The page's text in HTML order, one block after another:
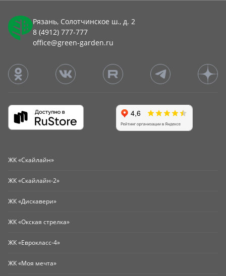
Рязань, Солотчинское ш., д. 2
8 (4912) 777-777
office@green-garden.ru
ЖК «Скайлайн»
ЖК «Скайлайн-2»
ЖК «Дискавери»
ЖК «Окская стрелка»
ЖК «Еврокласс-4»
ЖК «Моя мечта»